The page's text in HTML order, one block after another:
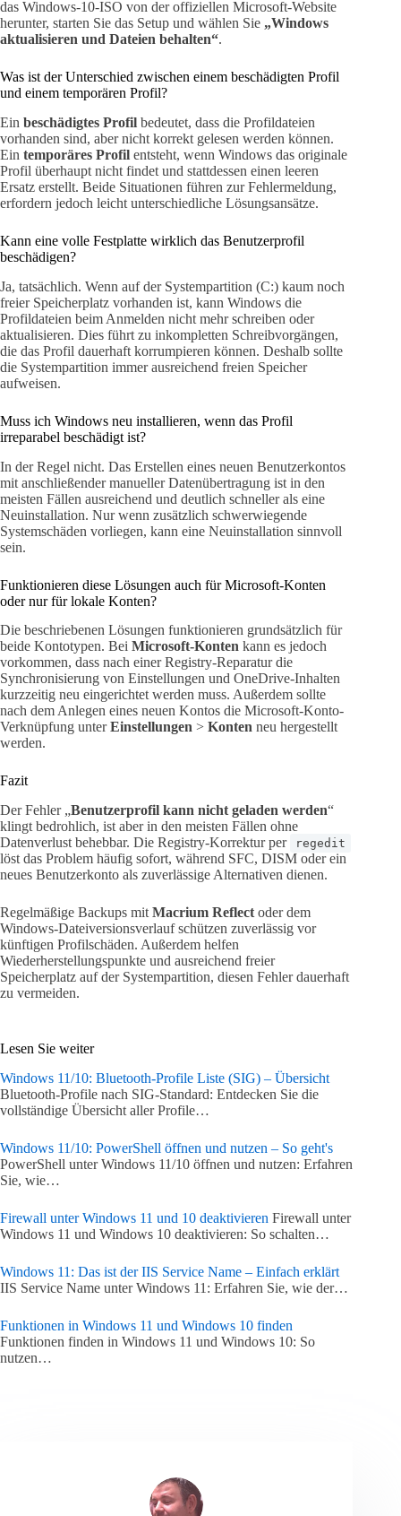
das Windows-10-ISO von der offiziellen Microsoft-Website
herunter, starten Sie das Setup und wählen Sie „Windows
aktualisieren und Dateien behalten“.
Was ist der Unterschied zwischen einem beschädigten Profil
und einem temporären Profil?
Ein beschädigtes Profil bedeutet, dass die Profildateien
vorhanden sind, aber nicht korrekt gelesen werden können.
Ein temporäres Profil entsteht, wenn Windows das originale
Profil überhaupt nicht findet und stattdessen einen leeren
Ersatz erstellt. Beide Situationen führen zur Fehlermeldung,
erfordern jedoch leicht unterschiedliche Lösungsansätze.
Kann eine volle Festplatte wirklich das Benutzerprofil
beschädigen?
Ja, tatsächlich. Wenn auf der Systempartition (C:) kaum noch
freier Speicherplatz vorhanden ist, kann Windows die
Profildateien beim Anmelden nicht mehr schreiben oder
aktualisieren. Dies führt zu inkompletten Schreibvorgängen,
die das Profil dauerhaft korrumpieren können. Deshalb sollte
die Systempartition immer ausreichend freien Speicher
aufweisen.
Muss ich Windows neu installieren, wenn das Profil
irreparabel beschädigt ist?
In der Regel nicht. Das Erstellen eines neuen Benutzerkontos
mit anschließender manueller Datenübertragung ist in den
meisten Fällen ausreichend und deutlich schneller als eine
Neuinstallation. Nur wenn zusätzlich schwerwiegende
Systemschäden vorliegen, kann eine Neuinstallation sinnvoll
sein.
Funktionieren diese Lösungen auch für Microsoft-Konten
oder nur für lokale Konten?
Die beschriebenen Lösungen funktionieren grundsätzlich für
beide Kontotypen. Bei Microsoft-Konten kann es jedoch
vorkommen, dass nach einer Registry-Reparatur die
Synchronisierung von Einstellungen und OneDrive-Inhalten
kurzzeitig neu eingerichtet werden muss. Außerdem sollte
nach dem Anlegen eines neuen Kontos die Microsoft-Konto-
Verknüpfung unterEinstellungen > Konten neu hergestellt
werden.
Fazit
Der Fehler „Benutzerprofil kann nicht geladen werden“
klingt bedrohlich, ist aber in den meisten Fällen ohne
Datenverlust behebbar. Die Registry-Korrektur per
regedit
löst das Problem häufig sofort, während SFC, DISM oder ein
neues Benutzerkonto als zuverlässige Alternativen dienen.
Regelmäßige Backups mit Macrium Reflect oder dem
Windows-Dateiversionsverlauf schützen zuverlässig vor
künftigen Profilschäden. Außerdem helfen
Wiederherstellungspunkte und ausreichend freier
Speicherplatz auf der Systempartition, diesen Fehler dauerhaft
zu vermeiden.
Lesen Sie weiter
Windows 11/10: Bluetooth-Profile Liste (SIG) – Übersicht
Bluetooth-Profile nach SIG-Standard: Entdecken Sie die
vollständige Übersicht aller Profile…
Windows 11/10: PowerShell öffnen und nutzen – So geht's
PowerShell unter Windows 11/10 öffnen und nutzen: Erfahren
Sie, wie…
Firewall unter Windows 11 und 10 deaktivieren Firewall unter
Windows 11 und Windows 10 deaktivieren: So schalten…
Windows 11: Das ist der IIS Service Name – Einfach erklärt
IIS Service Name unter Windows 11: Erfahren Sie, wie der…
Funktionen in Windows 11 und Windows 10 finden
Funktionen finden in Windows 11 und Windows 10: So
nutzen…